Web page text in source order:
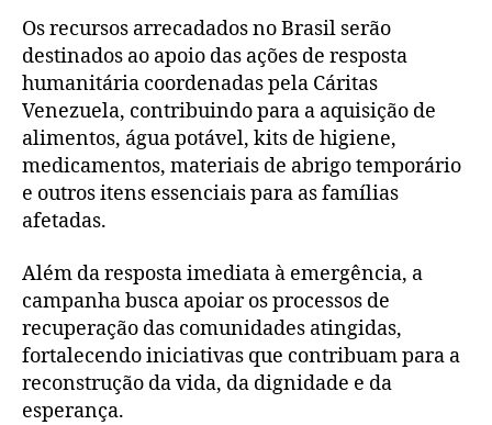
Os recursos arrecadados no Brasil serão
destinados ao apoio das ações de resposta
humanitária coordenadas pela Cáritas
Venezuela, contribuindo para a aquisição de
alimentos, água potável, kits de higiene,
medicamentos, materiais de abrigo temporário
e outros itens essenciais para as famílias
afetadas.
Além da resposta imediata à emergência, a
campanha busca apoiar os processos de
recuperação das comunidades atingidas,
fortalecendo iniciativas que contribuam para a
reconstrução da vida, da dignidade e da
esperança.